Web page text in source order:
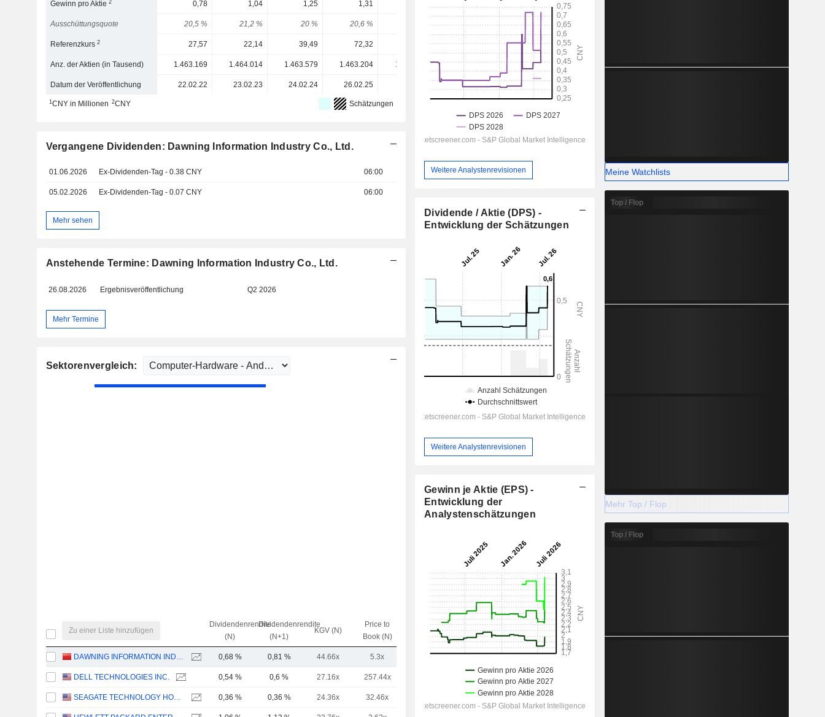
Gewinn pro Aktie2 0,78 1,04 1,25 1,31
Ausschüttungsquote 20,5 % 21,2 % 20 % 20,6 % 30,2 % 29,1 %
Referenzkurs2 27,57 22,14 39,49 72,32 87,80 87,80 87,80
Anz. der Aktien (in Tausend) 1.463.169 1.464.014 1.463.579 1.463.204 1.463.116 1.463.116 -
Datum der Veröffentlichung 22.02.22 23.02.23 24.02.24 26.02.25 -
1CNY in Millionen 2CNY Schätzungen
Vergangene Dividenden: Dawning Information Industry Co., Ltd.
01.06.2026 Ex-Dividenden-Tag - 0.38 CNY 06:00
05.02.2026 Ex-Dividenden-Tag - 0.07 CNY 06:00
Mehr sehen
Anstehende Termine: Dawning Information Industry Co., Ltd.
26.08.2026 Ergebnisveröffentlichung Q2 2026
Mehr Termine
Sektorenvergleich:
Zu einer Liste hinzufügen
Dividendenrendite
(N)
Dividendenrendite
(N+1)
KGV (N)
Price to
Book (N)
EV / Sales
(N)
DAWNING INFORMATION INDUSTRY CO., LTD. 0,68 % 0,81 % 44.66x 5.3x
DELL TECHNOLOGIES INC. 0,54 % 0,6 % 27.16x 257.44x
SEAGATE TECHNOLOGY HOLDINGS PLC 0,36 % 0,36 % 24.36x 32.46x
Weitere Analystenrevisionen
Dividende / Aktie (DPS) -
Entwicklung der Schätzungen
Weitere Analystenrevisionen
Gewinn je Aktie (EPS) -
Entwicklung der
Analystenschätzungen
Meine Watchlists
Top / Flop
Mehr Top / Flop
Top / Flop